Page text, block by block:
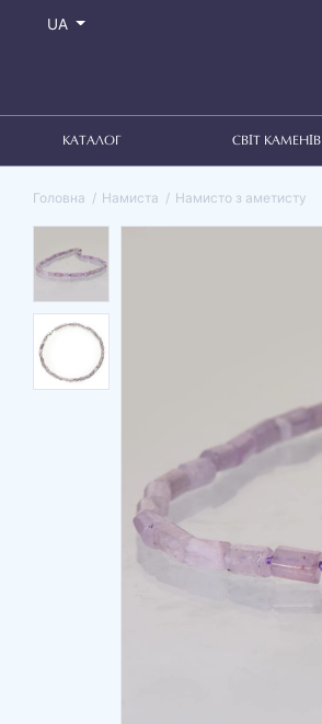
UA
КАТАЛОГ СВІТ КАМЕНІВ
Головна Намиста Намисто з аметисту